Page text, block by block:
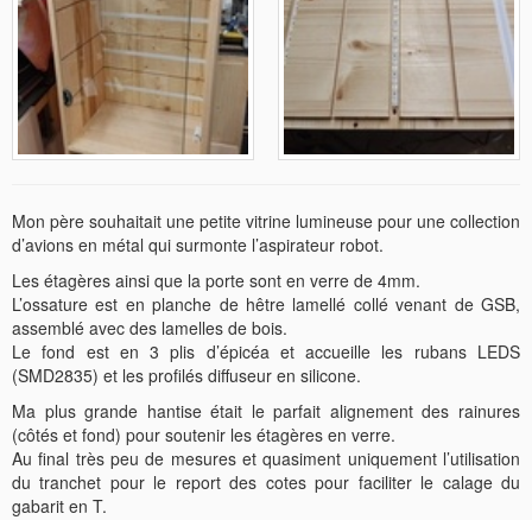
Mon père souhaitait une petite vitrine lumineuse pour une collection
d’avions en métal qui surmonte l’aspirateur robot.
Les étagères ainsi que la porte sont en verre de 4mm.
L’ossature est en planche de hêtre lamellé collé venant de GSB,
assemblé avec des lamelles de bois.
Le fond est en 3 plis d’épicéa et accueille les rubans LEDS
(SMD2835) et les profilés diffuseur en silicone.
Ma plus grande hantise était le parfait alignement des rainures
(côtés et fond) pour soutenir les étagères en verre.
Au final très peu de mesures et quasiment uniquement l’utilisation
du tranchet pour le report des cotes pour faciliter le calage du
gabarit en T.